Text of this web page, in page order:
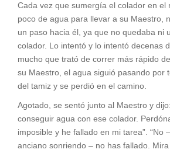
Cada vez que sumergía el colador en el
poco de agua para llevar a su Maestro,
un paso hacia él, ya que no quedaba ni
colador. Lo intentó y lo intentó decenas
mucho que trató de correr más rápido
su Maestro, el agua siguió pasando por
del tamiz y se perdió en el camino.
Agotado, se sentó junto al Maestro y
conseguir agua con ese colador.
imposible y he fallado en mi tarea”. “No
anciano sonriendo – no has fallado.